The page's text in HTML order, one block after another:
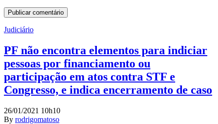
Judiciário
PF não encontra elementos para indiciar
pessoas por financiamento ou
participação em atos contra STF e
Congresso, e indica encerramento de caso
26/01/2021 10h10
By rodrigomatoso